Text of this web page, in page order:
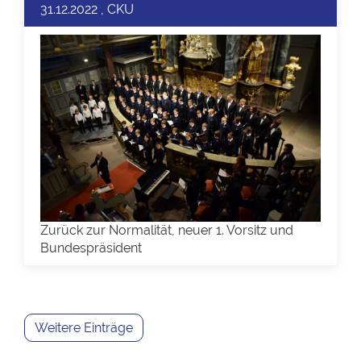
31.12.2022 , CKU
Zurück zur Normalität, neuer 1. Vorsitz und
Bundespräsident
Weitere Einträge